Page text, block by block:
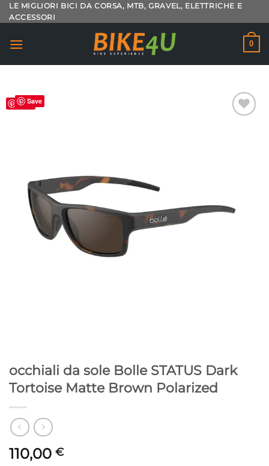
Salta
ai
LE MIGLIORI BICI DA CORSA, MTB, GRAVEL, ELETTRICHE E
ACCESSORI
0
Save
occhiali da sole Bolle STATUS Dark
Tortoise Matte Brown Polarized
110,00 €
Save